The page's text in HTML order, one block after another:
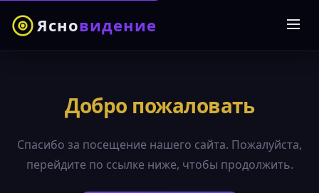
Ясновидение
Добро пожаловать
Спасибо за посещение нашего сайта. Пожалуйста,
перейдите по ссылке ниже, чтобы продолжить.